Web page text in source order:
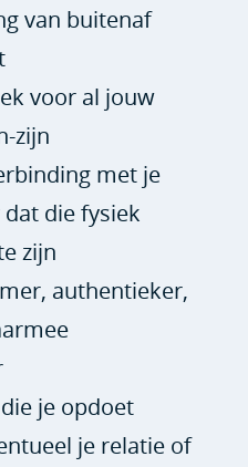
van buitenaf
voor al jouw
zijn
met je
die fysiek
zijn
authentieker,
je opdoet
je relatie of